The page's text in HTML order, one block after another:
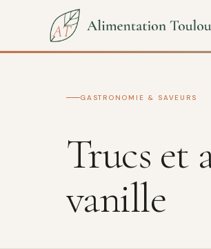
GASTRONOMIE & SAVEURS
Trucs et
vanille